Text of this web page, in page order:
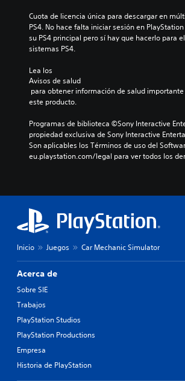
Cuota de licencia única para descargar en
PS4. No hace falta iniciar sesión en
su PS4 principal pero sí hay que hacerlo para
sistemas PS4.
Lea los
Avisos de salud
este producto.
Programas de biblioteca ©Sony Interactive
propiedad exclusiva de Sony Interactive
Son aplicables los Términos de uso del
eu.playstation.com/legal para ver todos los
Inicio Juegos Car Mechanic Simulator
Acerca de
Sobre SIE
Trabajos
PlayStation Studios
PlayStation Productions
Empresa
Historia de PlayStation